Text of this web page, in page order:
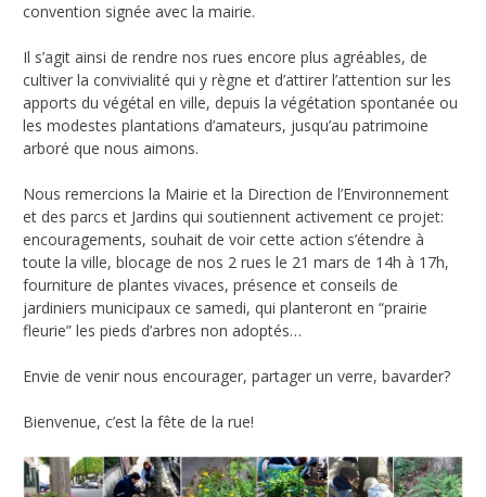
convention signée avec la mairie.
Il s’agit ainsi de rendre nos rues encore plus agréables, de
cultiver la convivialité qui y règne et d’attirer l’attention sur les
apports du végétal en ville, depuis la végétation spontanée ou
les modestes plantations d’amateurs, jusqu’au patrimoine
arboré que nous aimons.
Nous remercions la Mairie et la Direction de l’Environnement
et des parcs et Jardins qui soutiennent activement ce projet:
encouragements, souhait de voir cette action s’étendre à
toute la ville, blocage de nos 2 rues le 21 mars de 14h à 17h,
fourniture de plantes vivaces, présence et conseils de
jardiniers municipaux ce samedi, qui planteront en “prairie
fleurie” les pieds d’arbres non adoptés…
Envie de venir nous encourager, partager un verre, bavarder?
Bienvenue, c’est la fête de la rue!